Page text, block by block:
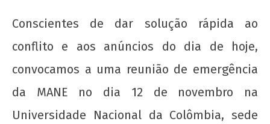
Nota Política da UJC - PARA ALÉM DA
Conscientes de dar solução rápida ao
conflito e aos anúncios do dia de hoje,
convocamos a uma reunião de emergência
da MANE no dia 12 de novembro na
Universidade Nacional da Colômbia, sede